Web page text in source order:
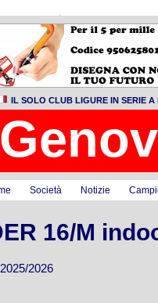
IL SOLO CLUB LIGURE IN SERIE
Società Notizie
16/M
2026